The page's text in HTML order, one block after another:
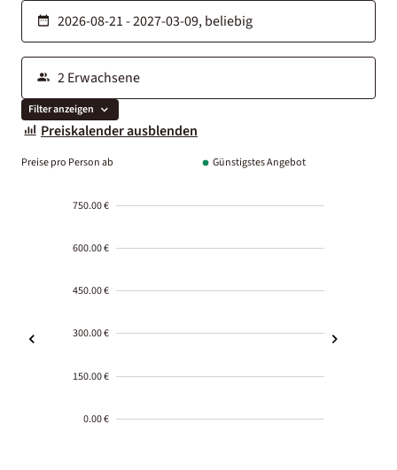
Filter anzeigen
Preiskalender ausblenden
Preise pro Person ab Günstigstes Angebot
750.00 €
600.00 €
450.00 €
300.00 €
150.00 €
0.00 €